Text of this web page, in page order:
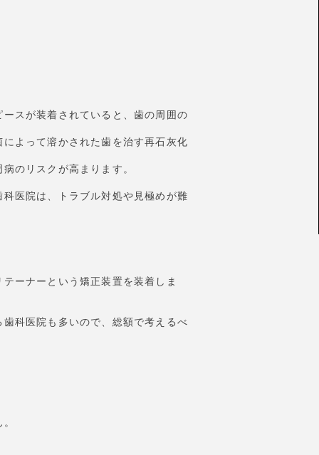
スが装着されていると、歯の周囲の
よって溶かされた歯を治す再石灰化
のリスクが高まります。
医院は、トラブル対処や見極めが難
ーナーという矯正装置を装着しま
科医院も多いので、総額で考えるべ